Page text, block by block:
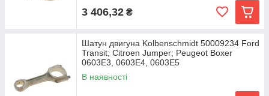
3 406,32 ₴
Шатун двигуна Kolbenschmidt 50009234 Ford
Transit; Citroen Jumper; Peugeot Boxer
0603E3, 0603E4, 0603E5
В наявності